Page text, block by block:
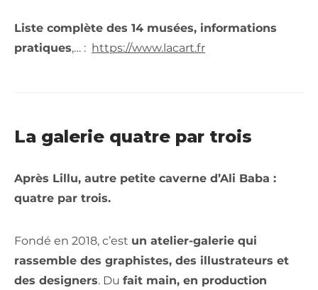
Liste complète des 14 musées, informations
pratiques,… : https://www.lacart.fr
La galerie quatre par trois
Après Lillu, autre petite caverne d’Ali Baba :
quatre par trois.
Fondé en 2018, c’est un atelier-galerie qui
rassemble des graphistes, des illustrateurs et
des designers. Du fait main, en production